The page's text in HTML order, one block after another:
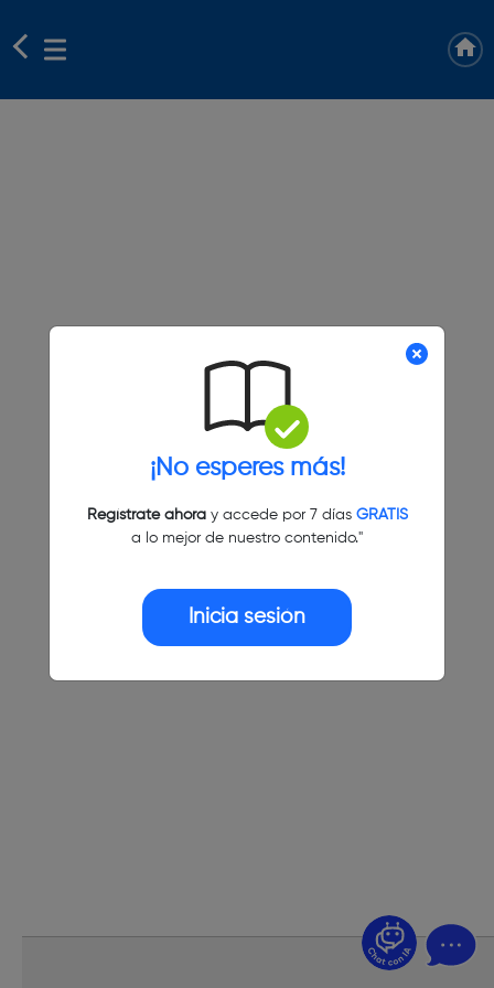
¡No esperes más!
Regístrate ahoray accede por 7 días GRATIS
a lo mejor de nuestro contenido."
Inicia sesión